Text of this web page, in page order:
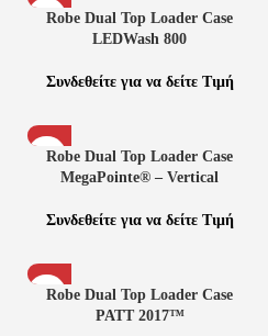
Robe Dual Top Loader Case
LEDWash 800
Συνδεθείτε για να δείτε Τιμή
Robe Dual Top Loader Case
MegaPointe® – Vertical
Συνδεθείτε για να δείτε Τιμή
Robe Dual Top Loader Case
PATT 2017™